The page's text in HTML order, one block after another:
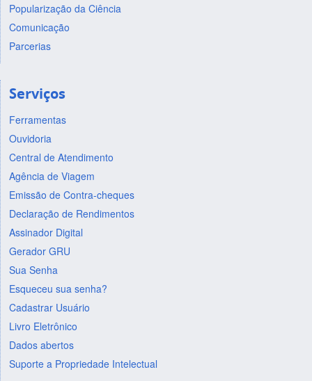
Popularização da Ciência
Comunicação
Parcerias
Serviços
Ferramentas
Ouvidoria
Central de Atendimento
Agência de Viagem
Emissão de Contra-cheques
Declaração de Rendimentos
Assinador Digital
Gerador GRU
Sua Senha
Esqueceu sua senha?
Cadastrar Usuário
Livro Eletrônico
Dados abertos
Suporte a Propriedade Intelectual